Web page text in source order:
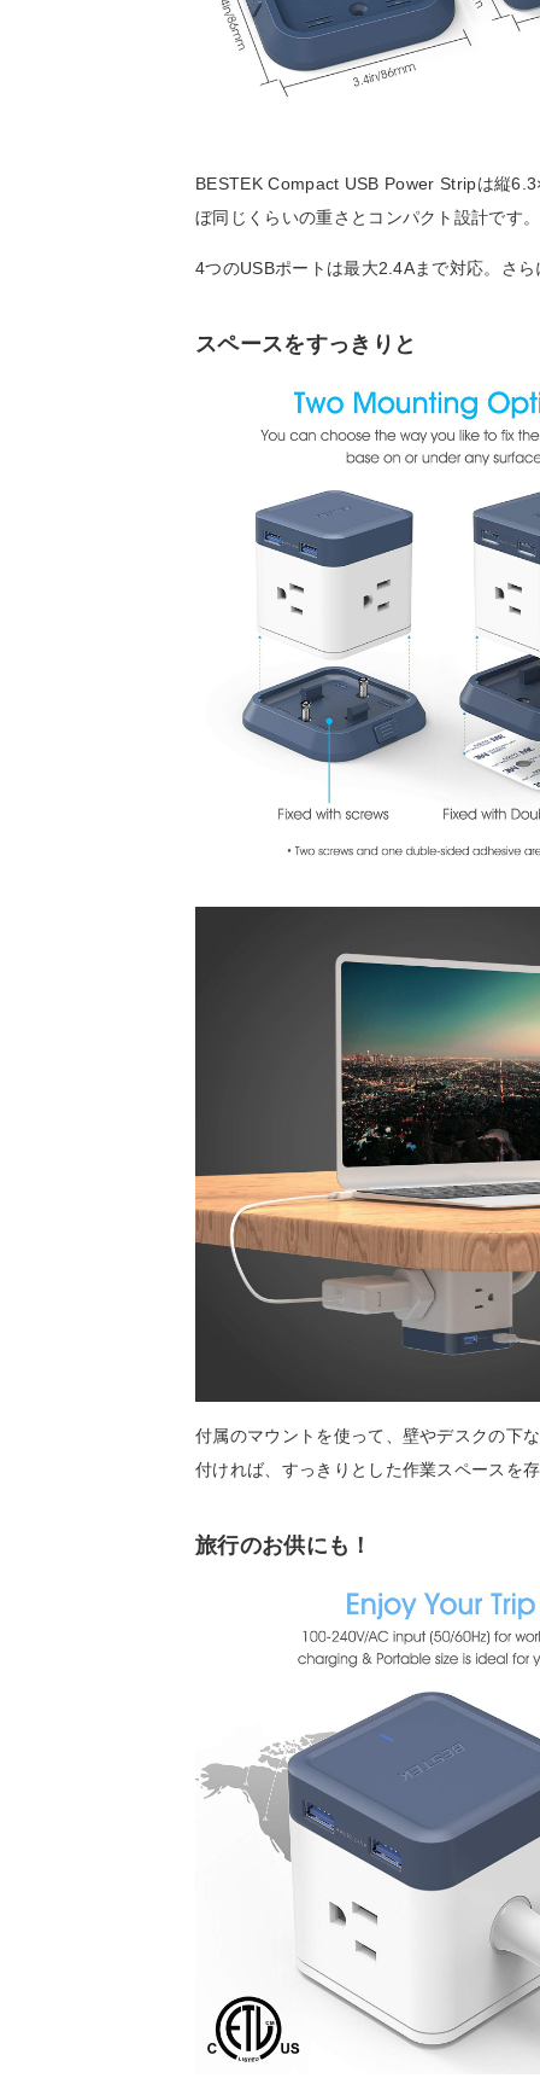
BESTEK Compact USB Power Stripは縦
ぼ同じくらいの重さとコンパクト設計です。
4つのUSBポートは最大2.4Aまで対応。さ
スペースをすっきりと
付属のマウントを使って、壁やデスクの下
付ければ、すっきりとした作業スペースを
旅行のお供にも！